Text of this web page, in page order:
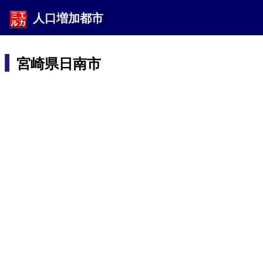
人口増加都市
宮崎県日南市